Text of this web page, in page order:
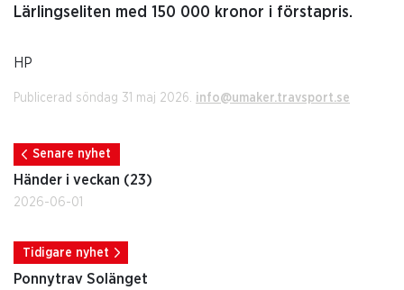
Lärlingseliten med 150 000 kronor i förstapris.
HP
Publicerad söndag 31 maj 2026. info@umaker.travsport.se
Senare nyhet
Händer i veckan (23)
2026-06-01
Tidigare nyhet
Ponnytrav Solänget